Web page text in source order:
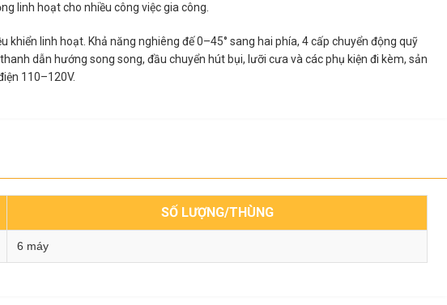
linh hoạt cho nhiều công việc gia công.
linh hoạt. Khả năng nghiêng đế 0–45° sang hai phía, 4 cấp chuyển động quỹ
dẫn hướng song song, đầu chuyển hút bụi, lưỡi cưa và các phụ kiện đi kèm, sản
110–120V.
SỐ LƯỢNG/THÙNG
6 máy